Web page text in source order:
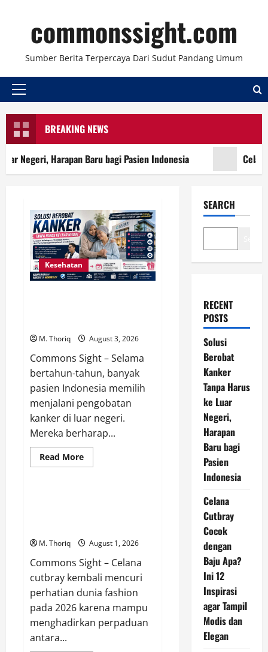
contentcommonssight.com
Sumber Berita Terpercaya Dari Sudut Pandang Umum
Primary
BREAKING NEWS
Harapan Baru bagi Pasien Indonesia Celana
Kesehatan
M. Thoriq August 3, 2026
Commons Sight – Selama
bertahun-tahun, banyak
pasien Indonesia memilih
menjalani pengobatan
kanker di luar negeri.
Mereka berharap...
Read MoreRead
more
Negeri,
Harapan
Baru
bagi
Pasien
Indonesia
Gaya Hidup
M. Thoriq August 1, 2026
Commons Sight – Celana
cutbray kembali mencuri
perhatian dunia fashion
pada 2026 karena mampu
menghadirkan perpaduan
antara...
SEARCH
RECENT
POSTS
Solusi
Berobat
Kanker
Tanpa Harus
ke Luar
Negeri,
Harapan
Baru bagi
Pasien
Indonesia
Celana
Cutbray
Cocok
dengan
Baju Apa?
Ini 12
Inspirasi
agar Tampil
Modis dan
Elegan